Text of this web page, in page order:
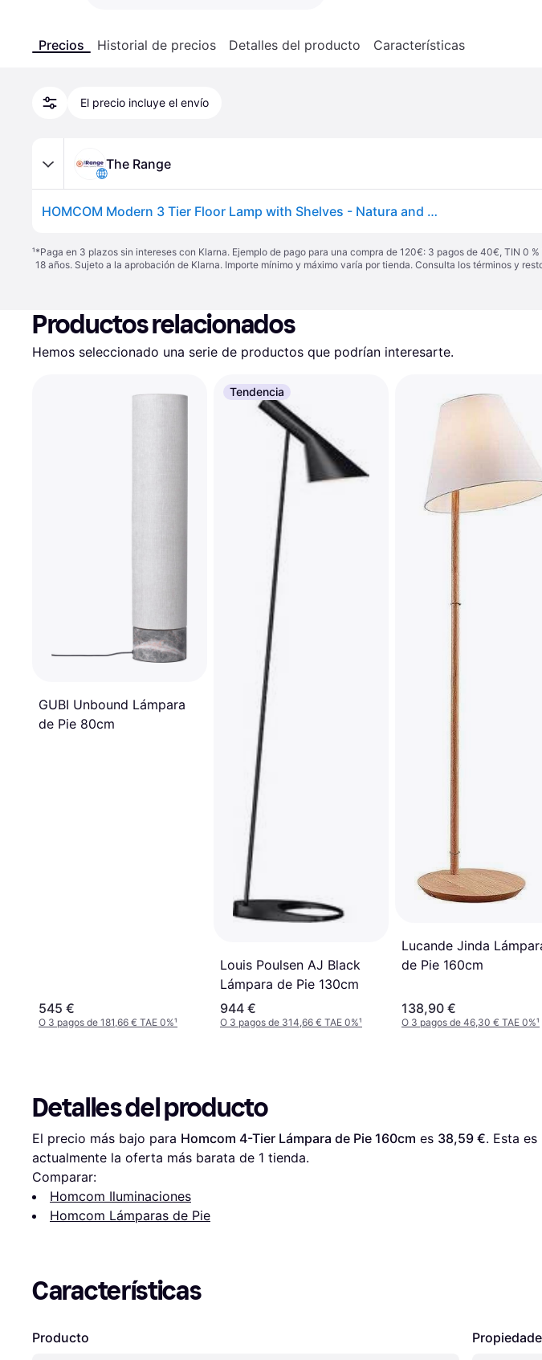
Precios Historial de precios Detalles del producto Características
El precio incluye el envío
The Range
HOMCOM Modern 3 Tier Floor Lamp with Shelves - Natura and Acrylic - Yellow
¹*Paga en 3 plazos sin intereses con Klarna. Ejemplo de pago para una compra de 120€: 3 pagos de 40€, TIN 0
18 años. Sujeto a la aprobación de Klarna. Importe mínimo y máximo varía por tienda. Consulta los términos y
Productos relacionados
Hemos seleccionado una serie de productos que podrían interesarte.
GUBI Unbound Lámpara
de Pie 80cm
545 €
O 3 pagos de 181,66 € TAE 0%¹
Tendencia
Louis Poulsen AJ Black
Lámpara de Pie 130cm
944 €
O 3 pagos de 314,66 € TAE 0%¹
Lucande Jinda
de Pie 160cm
138,90 €
O 3 pagos de 46,30 € TAE 0%¹
Detalles del producto
El precio más bajo para Homcom 4-Tier Lámpara de Pie 160cm es 38,59 €. Esta es
actualmente la oferta más barata de 1 tienda.
Comparar:
Homcom Iluminaciones
Homcom Lámparas de Pie
Características
Producto